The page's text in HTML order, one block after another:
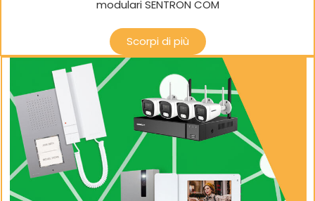
modulari SENTRON COM
Scorpi di più